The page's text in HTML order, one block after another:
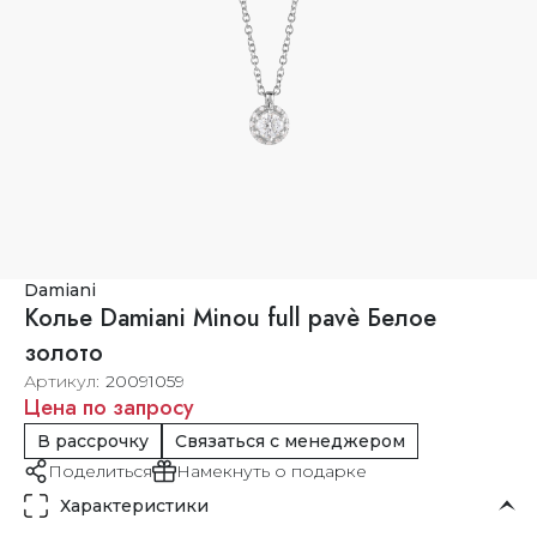
Damiani
Колье Damiani Minou full pavè Белое
золото
Артикул 20091059
Цена по запросу
В рассрочку
Связаться с менеджером
Поделиться
Намекнуть о подарке
Характеристики